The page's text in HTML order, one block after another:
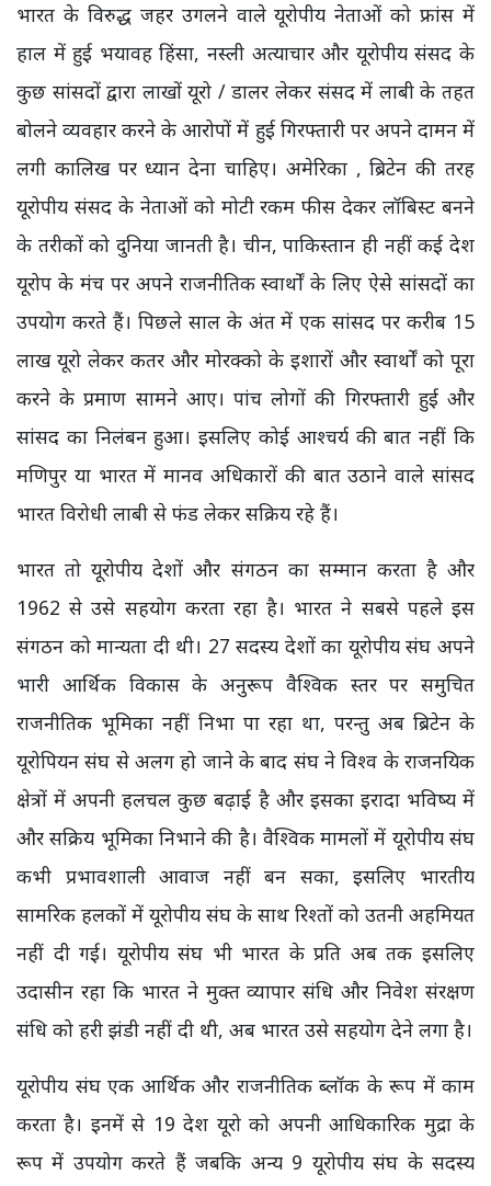
भारत के विरुद्ध जहर उगलने वाले यूरोपीय नेताओं को फ्रांस में
हाल में हुई भयावह हिंसा, नस्ली अत्याचार और यूरोपीय संसद के
कुछ सांसदों द्वारा लाखों यूरो / डालर लेकर संसद में लाबी के तहत
बोलने व्यवहार करने के आरोपों में हुई गिरफ्तारी पर अपने दामन में
लगी कालिख पर ध्यान देना चाहिए। अमेरिका , ब्रिटेन की तरह
यूरोपीय संसद के नेताओं को मोटी रकम फीस देकर लॉबिस्ट बनने
के तरीकों को दुनिया जानती है। चीन, पाकिस्तान ही नहीं कई देश
यूरोप के मंच पर अपने राजनीतिक स्वार्थों के लिए ऐसे सांसदों का
उपयोग करते हैं। पिछले साल के अंत में एक सांसद पर करीब 15
लाख यूरो लेकर कतर और मोरक्को के इशारों और स्वार्थों को पूरा
करने के प्रमाण सामने आए। पांच लोगों की गिरफ्तारी हुई और
सांसद का निलंबन हुआ। इसलिए कोई आश्चर्य की बात नहीं कि
मणिपुर या भारत में मानव अधिकारों की बात उठाने वाले सांसद
भारत विरोधी लाबी से फंड लेकर सक्रिय रहे हैं।
भारत तो यूरोपीय देशों और संगठन का सम्मान करता है और
1962 से उसे सहयोग करता रहा है। भारत ने सबसे पहले इस
संगठन को मान्यता दी थी। 27 सदस्य देशों का यूरोपीय संघ अपने
भारी आर्थिक विकास के अनुरूप वैश्विक स्तर पर समुचित
राजनीतिक भूमिका नहीं निभा पा रहा था, परन्तु अब ब्रिटेन के
यूरोपियन संघ से अलग हो जाने के बाद संघ ने विश्व के राजनयिक
क्षेत्रों में अपनी हलचल कुछ बढ़ाई है और इसका इरादा भविष्य में
और सक्रिय भूमिका निभाने की है। वैश्विक मामलों में यूरोपीय संघ
कभी प्रभावशाली आवाज नहीं बन सका, इसलिए भारतीय
सामरिक हलकों में यूरोपीय संघ के साथ रिश्तों को उतनी अहमियत
नहीं दी गई। यूरोपीय संघ भी भारत के प्रति अब तक इसलिए
उदासीन रहा कि भारत ने मुक्त व्यापार संधि और निवेश संरक्षण
संधि को हरी झंडी नहीं दी थी, अब भारत उसे सहयोग देने लगा है।
यूरोपीय संघ एक आर्थिक और राजनीतिक ब्लॉक के रूप में काम
करता है। इनमें से 19 देश यूरो को अपनी आधिकारिक मुद्रा के
रूप में उपयोग करते हैं जबकि अन्य 9 यूरोपीय संघ के सदस्य